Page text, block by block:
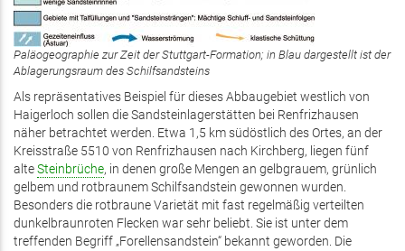
Paläogeographie zur Zeit der Stuttgart-Formation; in Blau dargestellt ist der
Ablagerungsraum des Schilfsandsteins
Als repräsentatives Beispiel für dieses Abbaugebiet westlich von
Haigerloch sollen die Sandsteinlagerstätten bei Renfrizhausen
näher betrachtet werden. Etwa 1,5 km südöstlich des Ortes, an der
Kreisstraße 5510 von Renfrizhausen nach Kirchberg, liegen fünf
alteSteinbrüche, in denen große Mengen an gelbgrauem, grünlich
gelbem und rotbraunem Schilfsandstein gewonnen wurden.
Besonders die rotbraune Varietät mit fast regelmäßig verteilten
dunkelbraunroten Flecken war sehr beliebt. Sie ist unter dem
treffenden Begriff „Forellensandstein“ bekannt geworden. Die